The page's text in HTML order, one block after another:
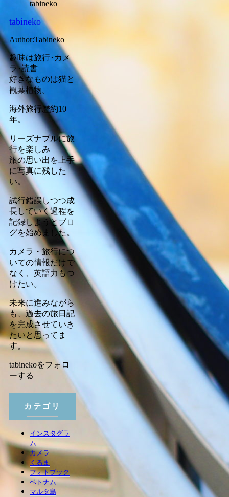
tabineko
Author:Tabineko
趣味は旅行･カメ
ラ･読書
好きなものは猫と
観葉植物。
海外旅行歴約10
年。
リーズナブルに旅
行を楽しみ
旅の思い出を上手
に写真に残した
い。
試行錯誤しつつ成
長していく過程を
記録しようとブロ
グを始めました。
カメラ・旅行につ
いての情報だけで
なく、英語力もつ
けたい。
未来に進みながら
も、過去の旅日記
を完成させていき
たいと思ってま
す。
tabinekoをフォロ
ーする
カテゴリ
インスタグラ
ム
カメラ
くるま
フォトブック
ベトナム
マルタ島